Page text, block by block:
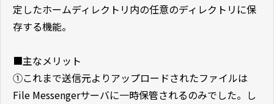
定したホームディレクトリ内の任意のディレクトリに保
存する機能。
■主なメリット
①これまで送信元よりアップロードされたファイルは
File Messengerサーバに一時保管されるのみでした。し